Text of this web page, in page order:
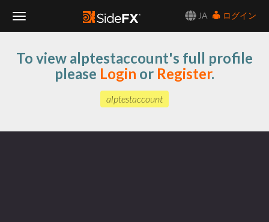
JA
ログイン
Navigation
To view alptestaccount's full profile
please Login or Register.
alptestaccount